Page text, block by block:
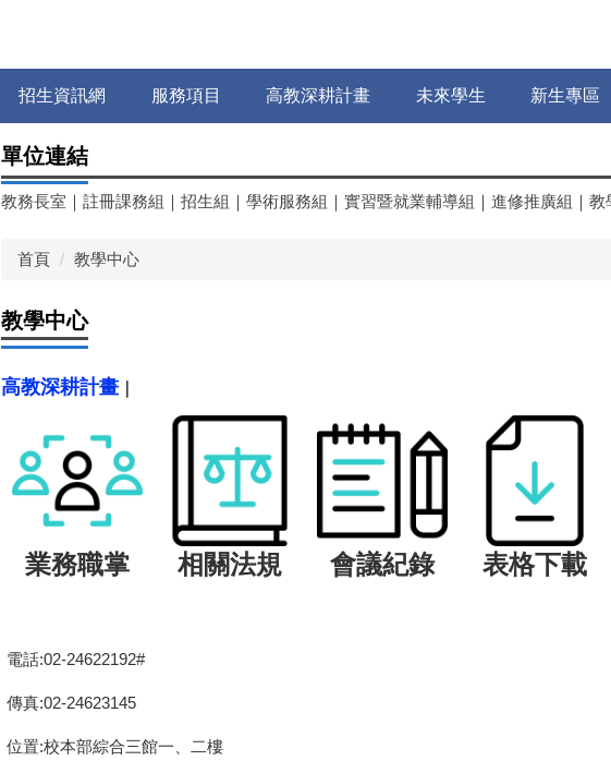
招生資訊網 服務項目 高教深耕計畫 未來學生 新生專區
單位連結
教務長室 ｜ 註冊課務組 ｜ 招生組 ｜ 學術服務組 ｜ 實習暨就業輔導組 ｜ 進修推廣組 ｜ 教
首頁 教學中心
教學中心
高教深耕計畫 ｜
業務職掌 相關法規 會議紀錄 表格下載
電話:02-24622192#
傳真:02-24623145
位置:校本部綜合三館一、二樓